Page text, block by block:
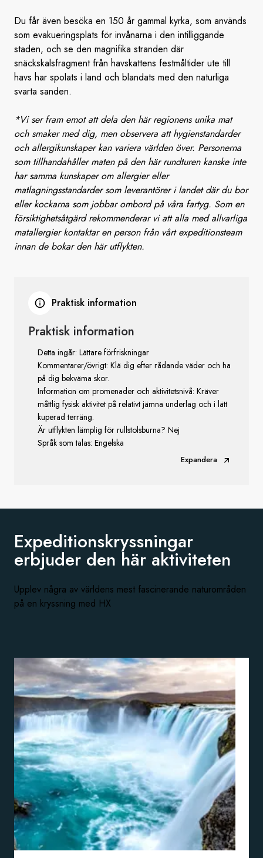
Du får även besöka en 150 år gammal kyrka, som används
som evakueringsplats för invånarna i den intilliggande
staden, och se den magnifika stranden där
snäckskalsfragment från havskattens festmåltider ute till
havs har spolats i land och blandats med den naturliga
svarta sanden.
*Vi ser fram emot att dela den här regionens unika mat
och smaker med dig, men observera att hygienstandarder
och allergikunskaper kan variera världen över. Personerna
som tillhandahåller maten på den här rundturen kanske inte
har samma kunskaper om allergier eller
matlagningsstandarder som leverantörer i landet där du bor
eller kockarna som jobbar ombord på våra fartyg. Som en
försiktighetsåtgärd rekommenderar vi att alla med allvarliga
matallergier kontaktar en person från vårt expeditionsteam
innan de bokar den här utflykten.
Praktisk information
Praktisk information
Detta ingår: Lättare förfriskningar
Kommentarer/övrigt: Klä dig efter rådande väder och ha
på dig bekväma skor.
Information om promenader och aktivitetsnivå: Kräver
måttlig fysisk aktivitet på relativt jämna underlag och i lätt
kuperad terräng.
Är utflykten lämplig för rullstolsburna? Nej
Språk som talas: Engelska
Expandera
Expeditionskryssningar
erbjuder den här aktiviteten
Upplev några av världens mest fascinerande naturområden
på en kryssning med HX